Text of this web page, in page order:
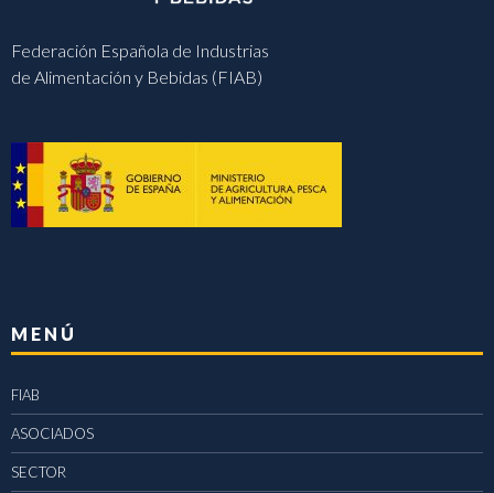
Federación Española de Industrias
de Alimentación y Bebidas (FIAB)
MENÚ
FIAB
ASOCIADOS
SECTOR